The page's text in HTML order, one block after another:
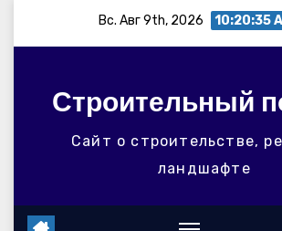
Вс. Авг 9th, 2026 10:20:35
Строительный
Сайт о строительстве,
ландшафте